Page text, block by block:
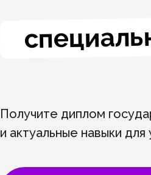
Получите диплом
и актуальные навыки